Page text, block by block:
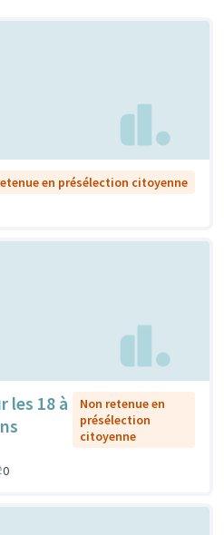
en présélection citoyenne
les 18 à
Non retenue en
présélection
citoyenne
0